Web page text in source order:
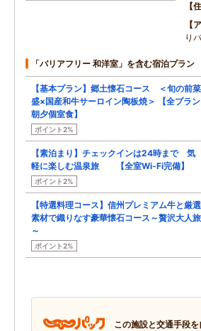
り
「バリアフリー 和洋室」を含む宿泊プラン
【基本プラン】郷土懐石コース ＜旬の前菜
盛×国産和牛サーロイン陶板焼＞ 【全プラン
朝夕個室食】
ポイント2%
【素泊まり】チェックインは24時まで 気
軽に楽しむ温泉旅 【全室Wi-Fi完備】
ポイント2%
【特選料理コース】信州プレミアム牛と厳選
素材で織りなす豪華懐石コース～贅沢大人旅
～
ポイント2%
この施設と交通手段